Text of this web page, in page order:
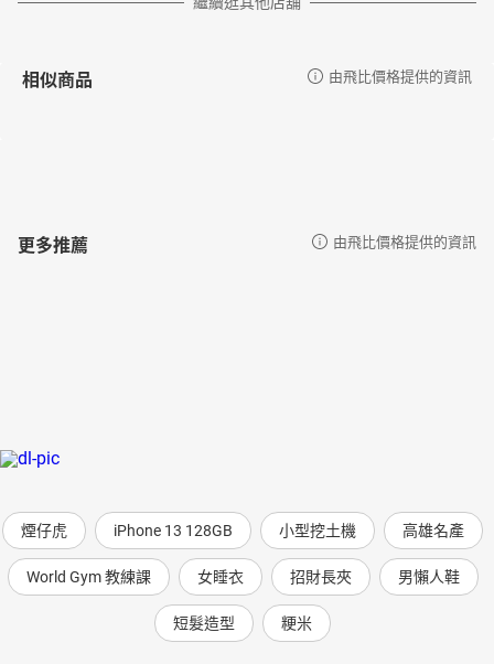
相似商品 由飛比價格提供的資訊
更多推薦 由飛比價格提供的資訊
煙仔虎 iPhone 13 128GB 小型挖土機 高雄名產
World Gym 教練課 女睡衣 招財長夾 男懶人鞋
短髮造型 粳米